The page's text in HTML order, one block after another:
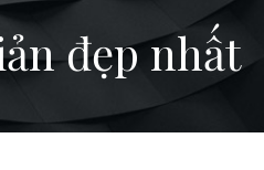
đẹp nhất